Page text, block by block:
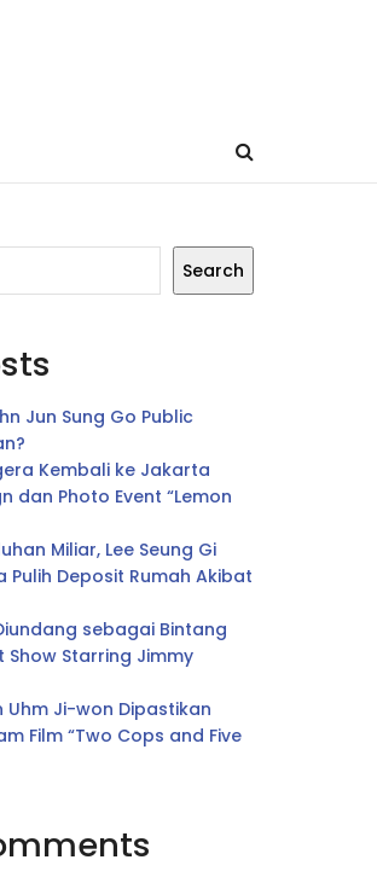
Search
Jun Sung Go Public
Kembali ke Jakarta
dan Photo Event “Lemon
Miliar, Lee Seung Gi
Pulih Deposit Rumah Akibat
sebagai Bintang
Show Starring Jimmy
Ji-won Dipastikan
Film “Two Cops and Five